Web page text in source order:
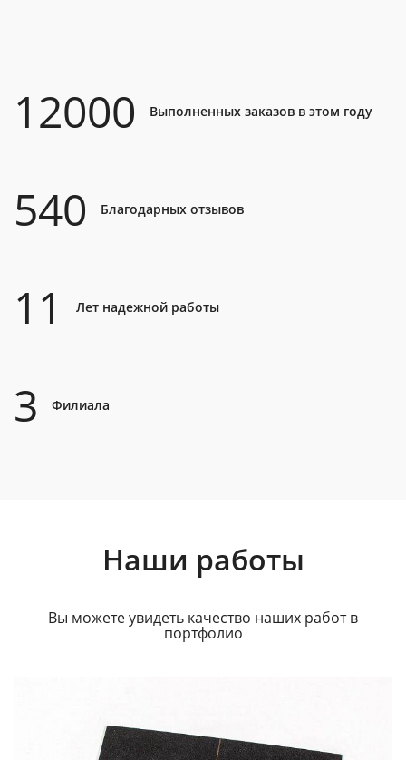
12000 Выполненных заказов в этом году
540 Благодарных отзывов
11 Лет надежной работы
3 Филиала
Наши работы
Вы можете увидеть качество наших работ в
портфолио